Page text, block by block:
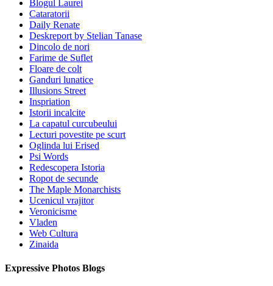
Blogul Laurei
Cataratorii
Daily Renate
Deskreport by Stelian Tanase
Dincolo de nori
Farime de Suflet
Floare de colt
Ganduri lunatice
Illusions Street
Inspriation
Istorii incalcite
La capatul curcubeului
Lecturi povestite pe scurt
Oglinda lui Erised
Psi Words
Redescopera Istoria
Ropot de secunde
The Maple Monarchists
Ucenicul vrajitor
Veronicisme
Vladen
Web Cultura
Zinaida
Expressive Photos Blogs